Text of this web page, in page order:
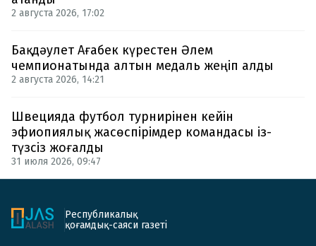
2 августа 2026, 17:02
Бақдәулет Ағабек күрестен Әлем
чемпионатында алтын медаль жеңіп алды
2 августа 2026, 14:21
Швецияда футбол турнирінен кейін
эфиопиялық жасөспірімдер командасы із-
түзсіз жоғалды
31 июля 2026, 09:47
Республикалық
қоғамдық-саяси газеті